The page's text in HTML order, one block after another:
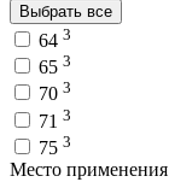
Выбрать все
64 3
65 3
70 3
71 3
75 3
Место применения